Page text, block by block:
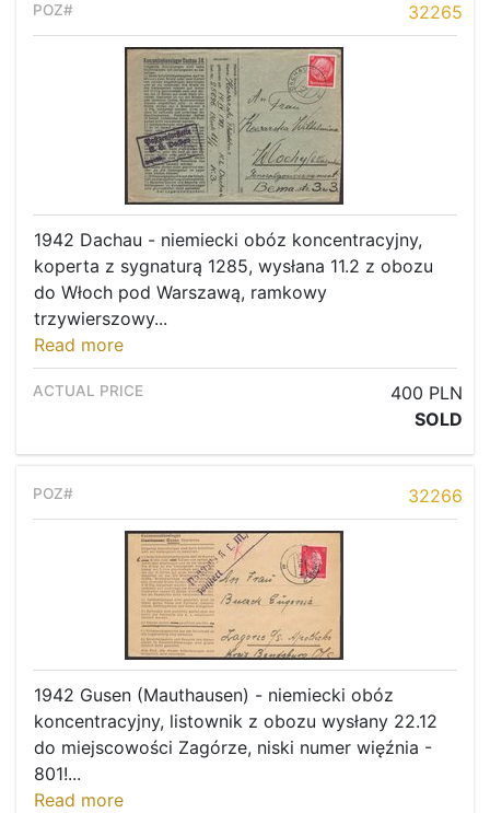
32265
1942 Dachau - niemiecki obóz koncentracyjny,
koperta z sygnaturą 1285, wysłana 11.2 z obozu
do Włoch pod Warszawą, ramkowy
trzywierszowy...
Read more
400 PLN
SOLD
32266
1942 Gusen (Mauthausen) - niemiecki obóz
koncentracyjny, listownik z obozu wysłany 22.12
do miejscowości Zagórze, niski numer więźnia -
801!...
Read more